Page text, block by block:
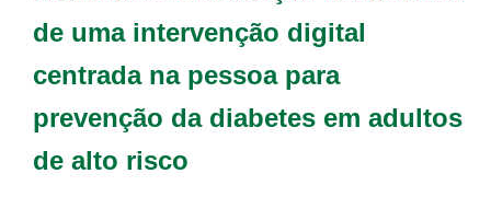
de uma intervenção digital
centrada na pessoa para
prevenção da diabetes em adultos
de alto risco